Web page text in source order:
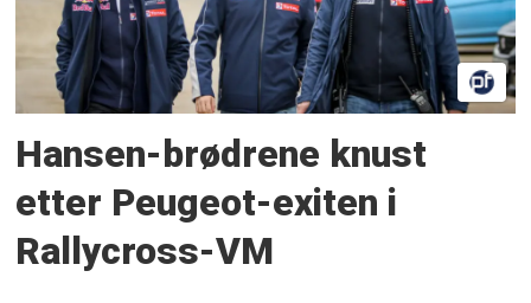
Hansen-brødrene knust
etter Peugeot-exiten i
Rallycross-VM